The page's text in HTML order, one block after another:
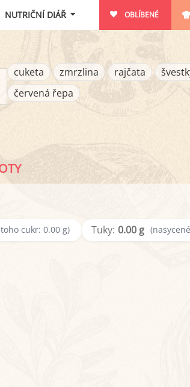
NUTRIČNÍ DIÁŘ OBLÍBENÉ
cuketa
zmrzlina rajčata
červená řepa
cukr: 0.00 g) Tuky: 0.00 g